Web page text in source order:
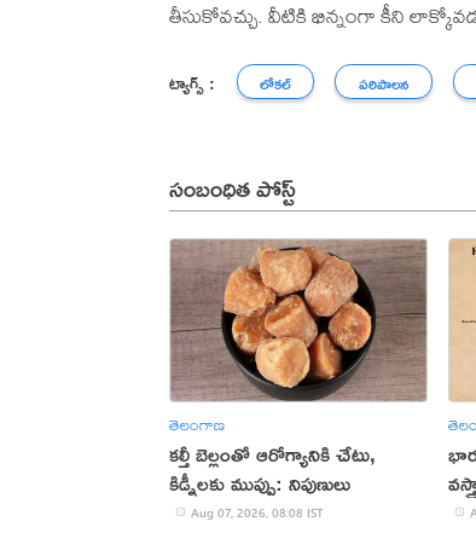
తీసుకోవచ్చు. వీటికి భిన్నంగా కీని
ట్యాగ్స్ : లోకల్ పరిపాలన
సంబంధిత పోస్ట్
తెలంగాణ
కల్తీ బెల్లంతో ఆరోగ్యానికి చేటు,
కిడ్నీలకు ముప్పు: నిపుణులు
Aug 07, 2026, 08:08 IST